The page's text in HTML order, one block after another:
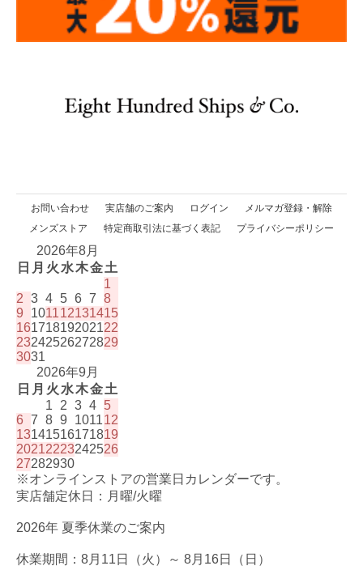
お問い合わせ 実店舗のご案内 ログイン
メルマガ登録・解除
メンズストア
特定商取引法に基づく表記 プライバシーポリシー
2026年8月
日 月 火 水木金土
1
2 3 4 5 6 7 8
9
101112131415
16171819202122
23242526272829
3031
2026年9月
日 月 火 水木金土
1
2 3 4 5
6 7 8 9 101112
13141516171819
20212223242526
27282930
※オンラインストアの営業日カレンダーです。
実店舗定休日：月曜/火曜
2026年 夏季休業のご案内
休業期間：8月11日（火）～ 8月16日（日）